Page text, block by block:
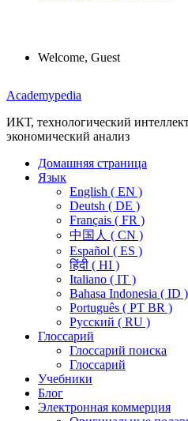
Welcome, Guest
Menu
Academypedia
ИКТ, технологический
экономический анализ
Домашняя страница
Язык
English ( EN )
Deutsh ( DE )
Français ( FR )
中国人 ( CN )
Español ( ES )
हिंदी ( HI )
Italiano ( IT )
Bahasa Indonesia ( ID )
Português ( PT BR )
Pусский ( RU )
Глоссарий
Глоссарий поиска
Глоссарий
Учебники
Блог
Электронная коммерция